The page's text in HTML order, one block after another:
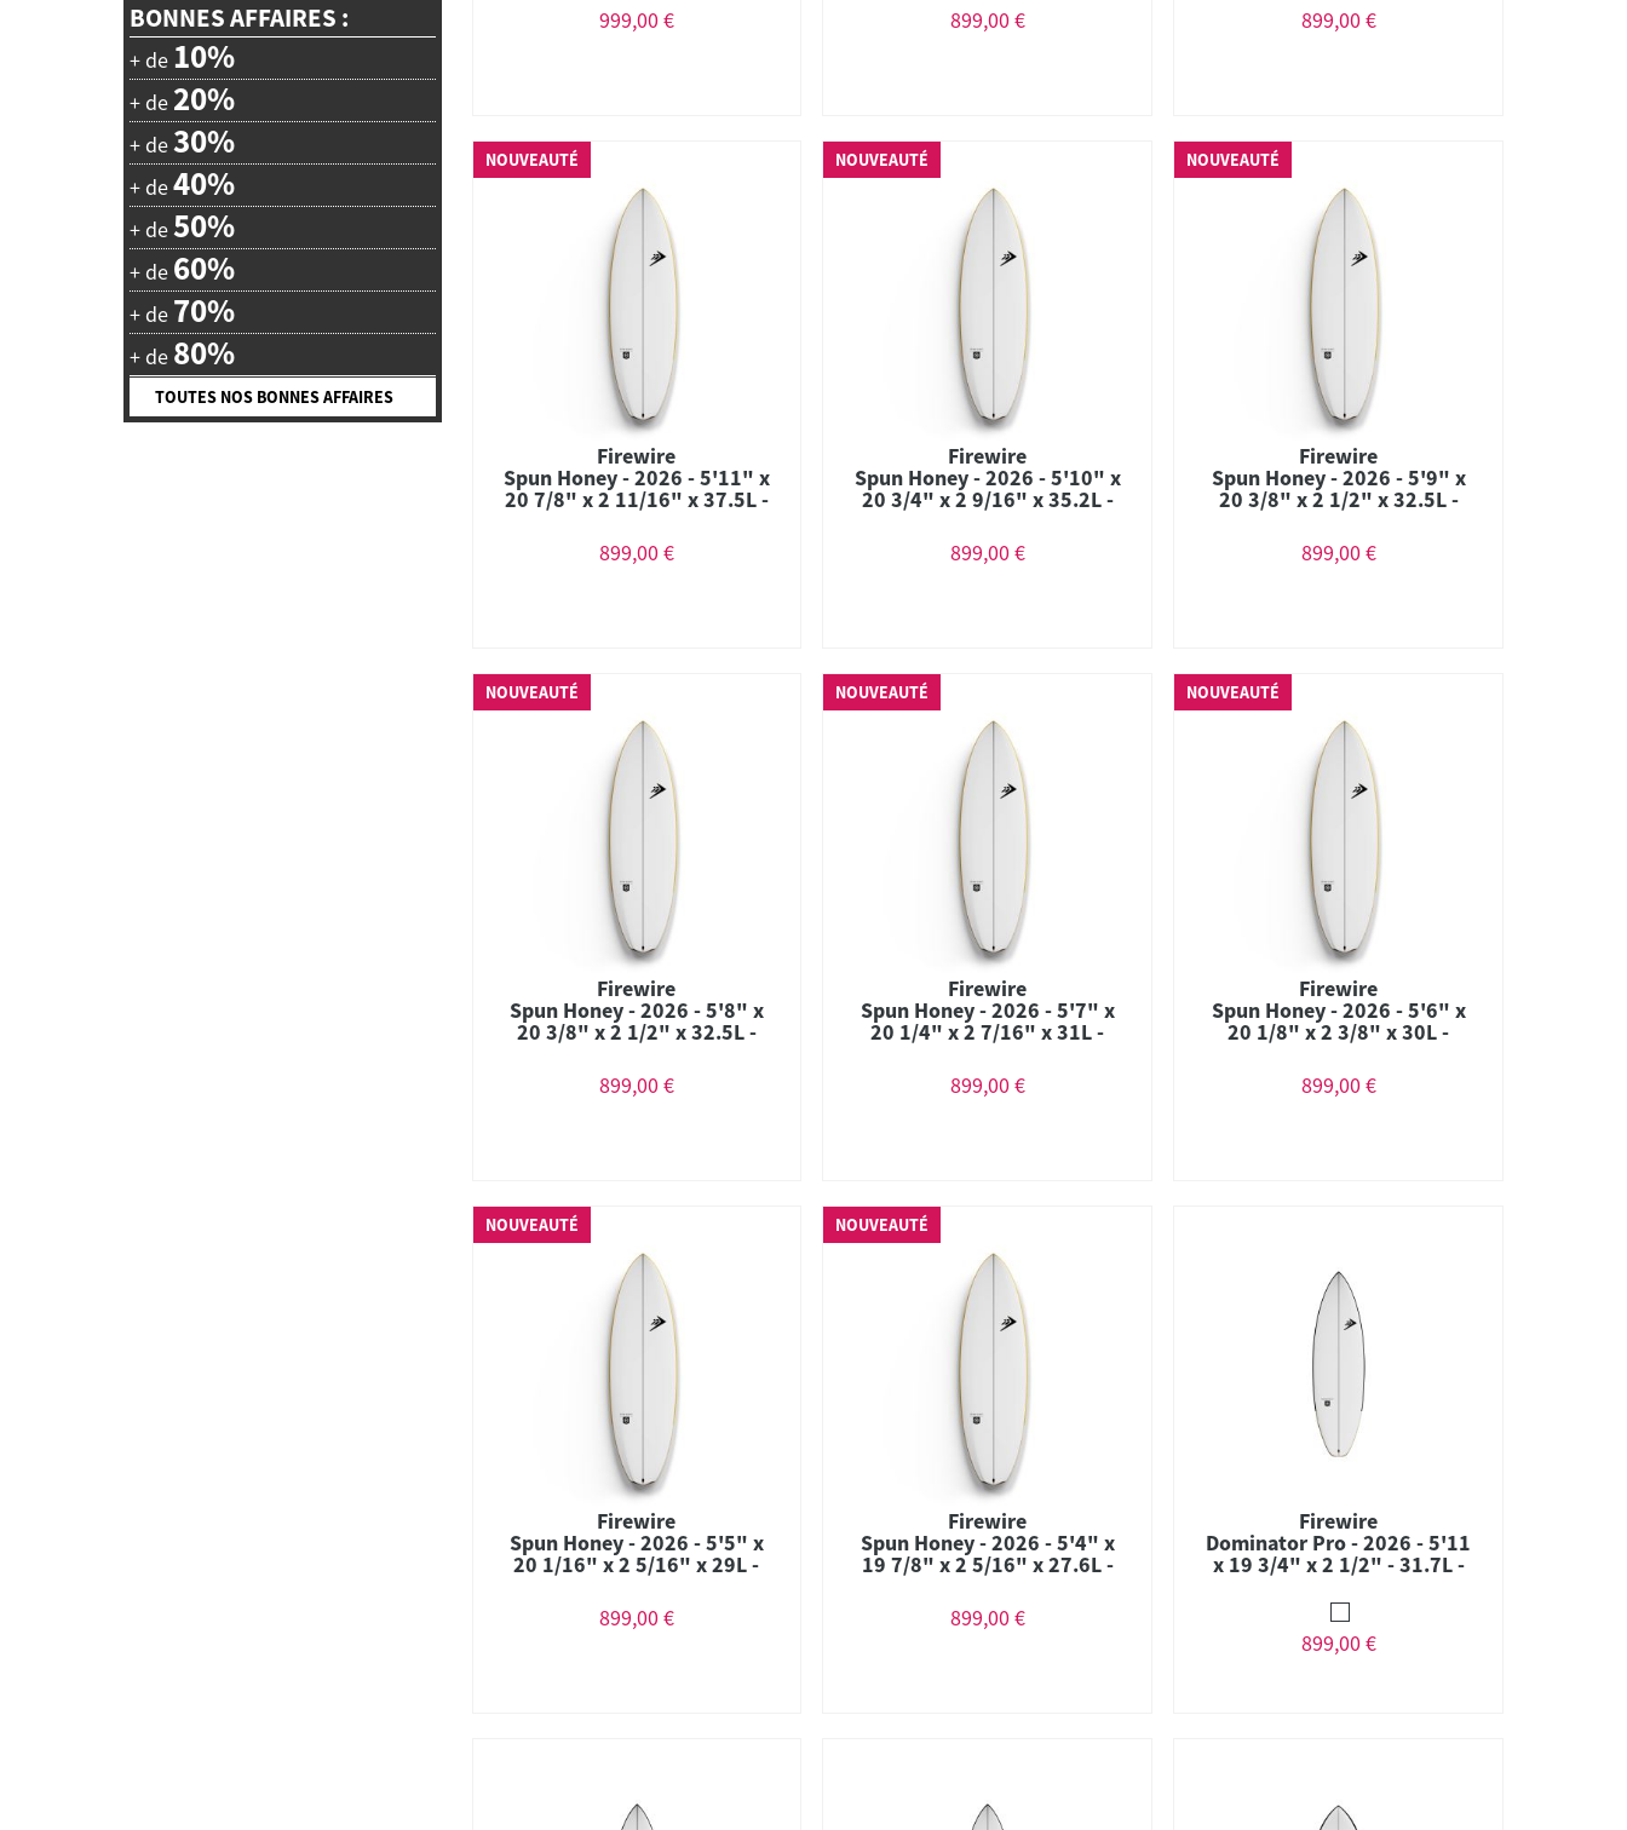
BONNES AFFAIRES :
+ de 10%
+ de 20%
+ de30%
+ de40%
+ de50%
+ de 60%
+ de 70%
+ de 80%
TOUTES NOS BONNES AFFAIRES
999,00 €
899,00 €
899,00 €
NOUVEAUTÉ
Firewire
Spun Honey - 2026 - 5'11" x
20 7/8" x 2 11/16" x 37.5L -
899,00 €
NOUVEAUTÉ
Firewire
Spun Honey - 2026 - 5'10" x
20 3/4" x 2 9/16" x 35.2L -
899,00 €
NOUVEAUTÉ
Firewire
Spun Honey - 2026 - 5'9" x
20 3/8" x 2 1/2" x 32.5L -
899,00 €
NOUVEAUTÉ
Firewire
Spun Honey - 2026 - 5'8" x
20 3/8" x 2 1/2" x 32.5L -
899,00 €
NOUVEAUTÉ
Firewire
Spun Honey - 2026 - 5'7" x
20 1/4" x 2 7/16" x 31L -
899,00 €
NOUVEAUTÉ
Firewire
Spun Honey - 2026 - 5'6" x
20 1/8" x 2 3/8" x 30L -
899,00 €
NOUVEAUTÉ
Firewire
Spun Honey - 2026 - 5'5" x
20 1/16" x 2 5/16" x 29L -
899,00 €
NOUVEAUTÉ
Firewire
Spun Honey - 2026 - 5'4" x
19 7/8" x 2 5/16" x 27.6L -
899,00 €
Firewire
Dominator Pro - 2026 - 5'11
x 19 3/4" x 2 1/2" - 31.7L -
899,00 €